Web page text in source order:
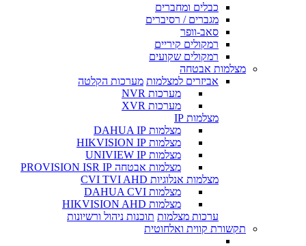
כבלים ומחברים
מגברים / רסיברים
סאב-וופר
רמקולים קיריים
רמקולים שקועים
מצלמות אבטחה
אביזרים למצלמות מערכות הקלטה
מערכות NVR
מערכות XVR
מצלמות IP
מצלמות DAHUA IP
מצלמות HIKVISION IP
מצלמות UNIVIEW IP
מצלמות אבטחה PROVISION ISR IP
מצלמות אנלוגיות CVI TVI AHD
מצלמות DAHUA CVI
מצלמות HIKVISION AHD
ערכות מצלמות תוכנות ניהול ורשיונות
תקשורת קווית ואלחוטית